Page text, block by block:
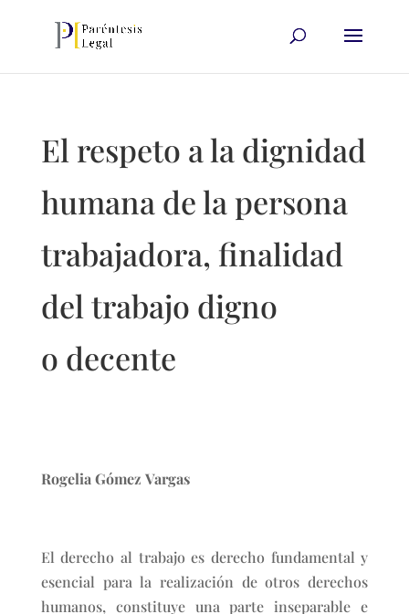
El respeto a la dignidad
humana de la persona
trabajadora, finalidad
del trabajo digno
o decente
Rogelia Gómez Vargas
El derecho al trabajo es derecho fundamental y
esencial para la realización de otros derechos
humanos, constituye una parte inseparable e